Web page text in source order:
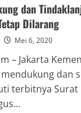
dan
Dilarang
Mei 6, 2020
– Jakarta
dan
terbitnya Surat